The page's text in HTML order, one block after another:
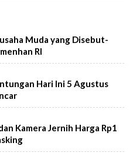
Muda yang Disebut-
RI
Hari Ini 5 Agustus
Kamera Jernih Harga Rp1